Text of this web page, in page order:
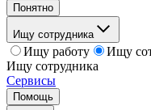
Понятно
Ищу сотрудника
Ищу работу
Ищу
Ищу сотрудника
Сервисы
Помощь